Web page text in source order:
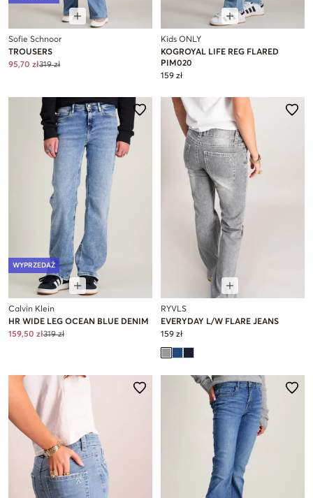
Sofie Schnoor
TROUSERS
95,70 zł319 zł
Kids ONLY
KOGROYAL LIFE REG FLARED
PIM020
159 zł
WYPRZEDAŻ
Calvin Klein
HR WIDE LEG OCEAN BLUE DENIM
159,50 zł319 zł
RYVLS
EVERYDAY L/W FLARE JEANS
159 zł